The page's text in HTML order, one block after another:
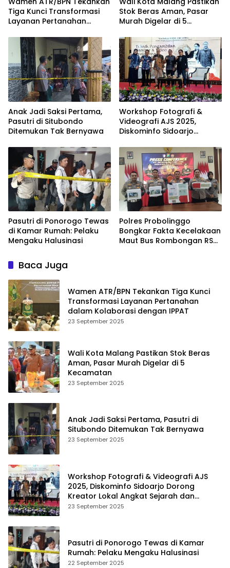
Tiga Kunci Transformasi
Layanan Pertanahan
IPPAT
Stok Beras Aman, Pasar
Murah Digelar di 5
Anak Jadi Saksi Pertama,
Pasutri di Situbondo
Ditemukan Tak Bernyawa
Workshop Fotografi &
Videografi AJS 2025,
Diskominfo Sidoarjo
Angkat Sejarah dan
Budaya
Pasutri di Ponorogo Tewas
di Kamar Rumah: Pelaku
Mengaku Halusinasi
Polres Probolinggo
Bongkar Fakta Kecelakaan
Maut Bus Rombongan RS
Baca Juga
Wamen ATR/BPN Tekankan Tiga Kunci
Transformasi Layanan Pertanahan
dalam Kolaborasi dengan IPPAT
23 September 2025
Wali Kota Malang Pastikan Stok Beras
Aman, Pasar Murah Digelar di 5
Kecamatan
23 September 2025
Anak Jadi Saksi Pertama, Pasutri di
Situbondo Ditemukan Tak Bernyawa
23 September 2025
Workshop Fotografi & Videografi AJS
2025, Diskominfo Sidoarjo Dorong
Kreator Lokal Angkat Sejarah dan
Budaya
23 September 2025
Pasutri di Ponorogo Tewas di Kamar
Rumah: Pelaku Mengaku Halusinasi
22 September 2025